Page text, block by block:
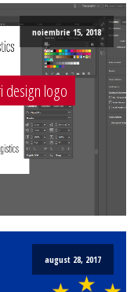
noiembrie 15, 2018
design logo
august 28, 2017